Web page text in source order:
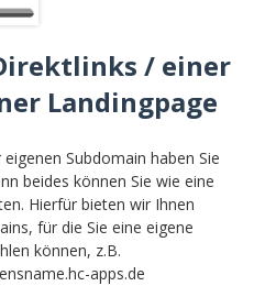
/ einer
Landingpage
Subdomain haben Sie
beides können Sie wie eine
Hierfür bieten wir Ihnen
für die Sie eine eigene
können, z.B.
apps.de